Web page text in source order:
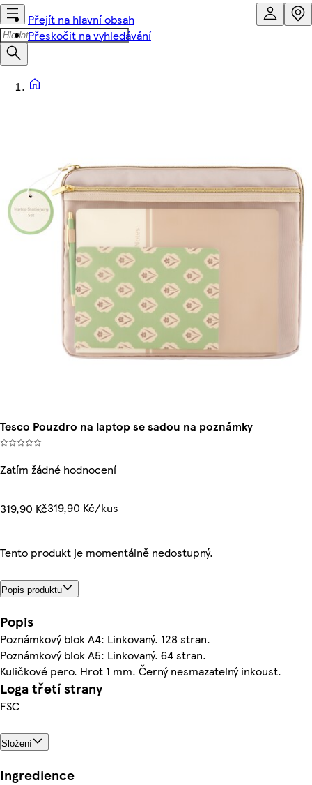
Přejít na hlavní obsah
Přeskočit na vyhledávání
Tesco Pouzdro na laptop se sadou na poznámky
Zatím žádné hodnocení
319,90 Kč319,90 Kč/kus
Tento produkt je momentálně nedostupný.
Popis produktu
Popis
Poznámkový blok A4: Linkovaný. 128 stran.
Poznámkový blok A5: Linkovaný. 64 stran.
Kuličkové pero. Hrot 1 mm. Černý nesmazatelný inkoust.
Loga třetí strany
FSC
Složení
Ingredience